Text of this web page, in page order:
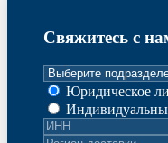
Свяжитесь с
Юридическое